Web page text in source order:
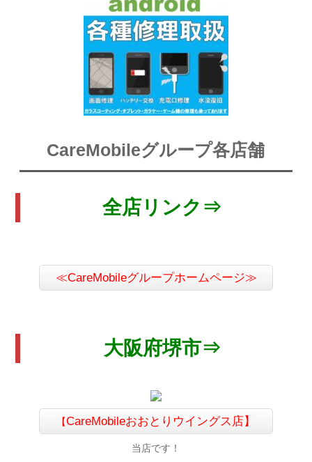
CareMobileグループ各店舗
全店リンク⇒
≪CareMobileグループホームページ≫
大阪府堺市⇒
【CareMobileおおとりウイングス店】
当店です！